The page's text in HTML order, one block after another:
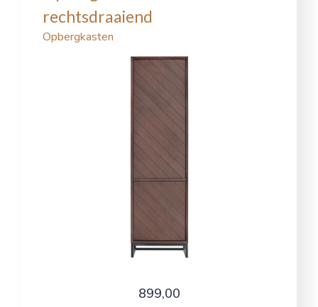
rechtsdraaiend
Opbergkasten
899,00